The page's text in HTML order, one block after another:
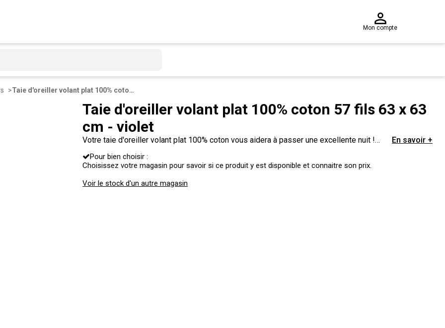
Mon compte
Taie d'oreiller volant plat 100% coton 57 fils 63 x 63 cm - violet
Taie d'oreiller volant plat 100% coton 57 fils 63 x 63
cm - violet
Votre taie d'oreiller volant plat 100% coton vous aidera à passer une excellente nuit !
En savoir +
Pour bien choisir :
Choisissez votre magasin pour savoir si ce produit y est disponible et connaitre son prix.
Voir le stock d'un autre magasin